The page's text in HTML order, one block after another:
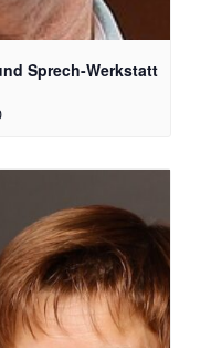
Sprech-Werkstatt